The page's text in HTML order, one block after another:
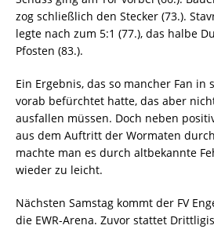
zog schließlich den Stecker (73.).
legte nach zum 5:1 (77.), das halbe
Pfosten (83.).
Ein Ergebnis, das so mancher Fan in
vorab befürchtet hatte, das aber
ausfallen müssen. Doch neben
aus dem Auftritt der Wormaten
machte man es durch altbekannte
wieder zu leicht.
Nächsten Samstag kommt der FV
die EWR-Arena. Zuvor stattet